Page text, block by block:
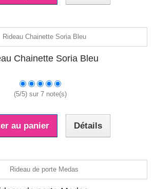
Chainette Soria Bleu
(5/5) sur 7note(s)
au panier Détails